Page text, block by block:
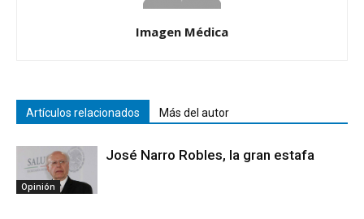
Imagen Médica
Artículos relacionados Más del autor
Opinión
José Narro Robles, la gran estafa